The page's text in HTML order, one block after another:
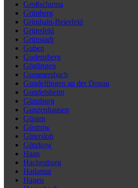
Großschirma
Grünberg
Grünhain-Beierfeld
Grünsfeld
Grünstadt
Guben
Gudensberg
Güglingen
Gummersbach
Gundelfingen an der Donau
Gundelsheim
Günzburg
Gunzenhausen
Güsten
Güstrow
Gütersloh
Gützkow
Haan
Hachenburg
Hadamar
Hagen